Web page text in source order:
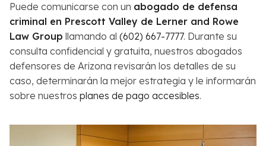
Puede comunicarse con un abogado de defensa
criminal en Prescott Valley de Lerner and Rowe
Law Group llamando al (602) 667-7777. Durante su
consulta confidencial y gratuita, nuestros abogados
defensores de Arizona revisarán los detalles de su
caso, determinarán la mejor estrategia y le informarán
sobre nuestros planes de pago accesibles.